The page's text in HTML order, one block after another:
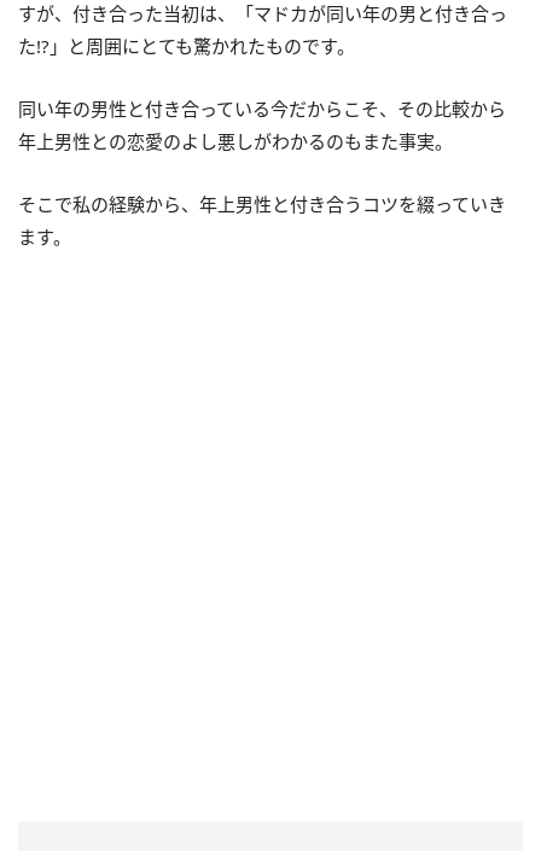
すが、付き合った当初は、「マドカが同い年の男と付き合っ
た!?」と周囲にとても驚かれたものです。
同い年の男性と付き合っている今だからこそ、その比較から
年上男性との恋愛のよし悪しがわかるのもまた事実。
そこで私の経験から、年上男性と付き合うコツを綴っていき
ます。